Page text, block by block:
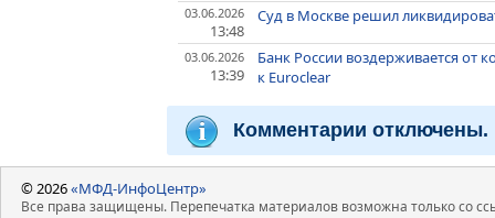
03.06.2026
13:48
Суд в Москве решил
03.06.2026
13:39
Банк России воздерживается от
к Euroclear
Комментарии отключены.
© 2026«МФД-ИнфоЦентр»
Все права защищены. Перепечатка материалов возможна только со